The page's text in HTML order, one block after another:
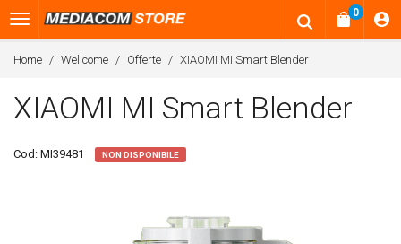
0
Home Wellcome Offerte XIAOMI MI Smart Blender
XIAOMI MI Smart Blender
Cod: MI39481 NON DISPONIBILE